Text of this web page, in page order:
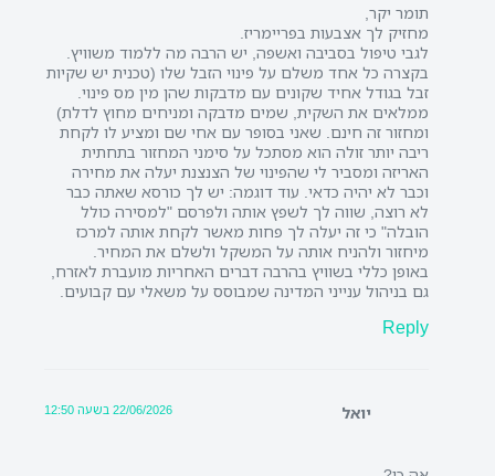
תומר יקר,
מחזיק לך אצבעות בפריימריז.
לגבי טיפול בסביבה ואשפה, יש הרבה מה ללמוד משוויץ.
בקצרה כל אחד משלם על פינוי הזבל שלו (טכנית יש שקיות
זבל בגודל אחיד שקונים עם מדבקות שהן מין מס פינוי.
ממלאים את השקית, שמים מדבקה ומניחים מחוץ לדלת)
ומחזור זה חינם. שאני בסופר עם אחי שם ומציע לו לקחת
ריבה יותר זולה הוא מסתכל על סימני המחזור בתחתית
האריזה ומסביר לי שהפינוי של הצנצנת יעלה את מחירה
וכבר לא יהיה כדאי. עוד דוגמה: יש לך כורסא שאתה כבר
לא רוצה, שווה לך לשפץ אותה ולפרסם "למסירה כולל
הובלה" כי זה יעלה לך פחות מאשר לקחת אותה למרכז
מיחזור ולהניח אותה על המשקל ולשלם את המחיר.
באופן כללי בשוויץ בהרבה דברים האחריות מועברת לאזרח,
גם בניהול ענייני המדינה שמבוסס על משאלי עם קבועים.
Reply
יואל 22/06/2026 בשעה 12:50